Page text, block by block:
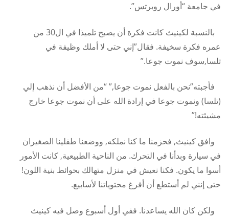
في جامعة “أورال روبرتس”.
بالنسبة لكينيث كانت فكرة أن يصبح تلميذا في ال30 من
عمره فكرة سخيفة. فقال”إني حتى لا أملك وظيفة في
تلسا,سوف نموت جوعا.”
فأجبته”نحن بالفعل نموت جوعا,” “من الأفضل أن نذهب إلي
(تلسا) ونموت جوعا في إرادة الله على أن نموت جوعا خارج
مشيئته!”
وافق كينيث, فحزمنا ما كنا نملكه, ووضعنا طفلينا الصغيران
في سيارة وبدأنا في التحرك. من الناحية الطبيعية, كانت الأمور
أسوا ما يكون. فكنا نعيش في منزل متهالك بحوائط بنية اللون!
حتى إنني لم أستطع أن أفرغ محتوياتنا لأسابيع.
ولكن كان الله يساعدنا. ففي أول أسبوع وصل فيه كينيث